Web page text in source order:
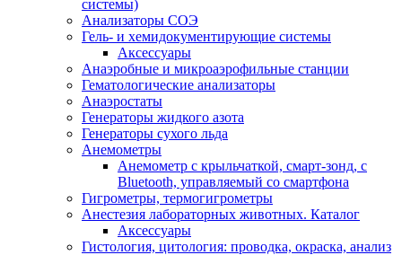
системы)
Анализаторы СОЭ
Гель- и хемидокументирующие системы
Аксессуары
Анаэробные и микроаэрофильные станции
Гематологические анализаторы
Анаэростаты
Генераторы жидкого азота
Генераторы сухого льда
Анемометры
Анемометр с крыльчаткой, смарт-зонд, с
Bluetooth, управляемый со смартфона
Гигрометры, термогигрометры
Анестезия лабораторных животных. Каталог
Аксессуары
Гистология, цитология: проводка, окраска, анализ